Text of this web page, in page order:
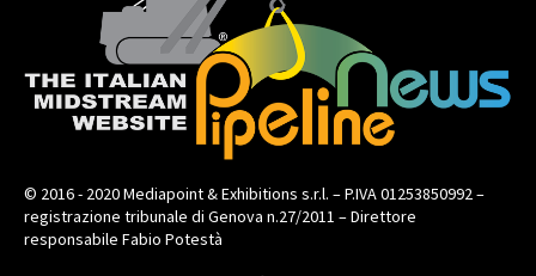
© 2016 - 2020 Mediapoint & Exhibitions s.r.l. – P.IVA 01253850992 –
registrazione tribunale di Genova n.27/2011 – Direttore
responsabile Fabio Potestà